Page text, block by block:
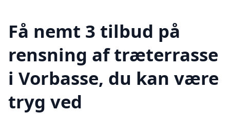
Få nemt 3 tilbud på
rensning af træterrasse
i Vorbasse, du kan være
tryg ved